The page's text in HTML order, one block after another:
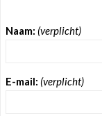
Naam: (verplicht)
E-mail: (verplicht)